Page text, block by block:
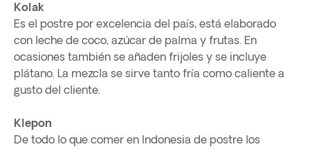
Kolak
Es el postre por excelencia del país, está elaborado
con leche de coco, azúcar de palma y frutas. En
ocasiones también se añaden frijoles y se incluye
plátano. La mezcla se sirve tanto fría como caliente a
gusto del cliente.
Klepon
De todo lo que comer en Indonesia de postre los